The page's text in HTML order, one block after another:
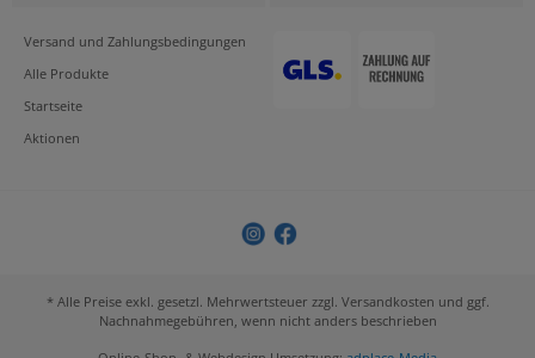
Versand und Zahlungsbedingungen
Alle Produkte
Startseite
Aktionen
* Alle Preise exkl. gesetzl. Mehrwertsteuer zzgl. Versandkosten und ggf.
Nachnahmegebühren, wenn nicht anders beschrieben